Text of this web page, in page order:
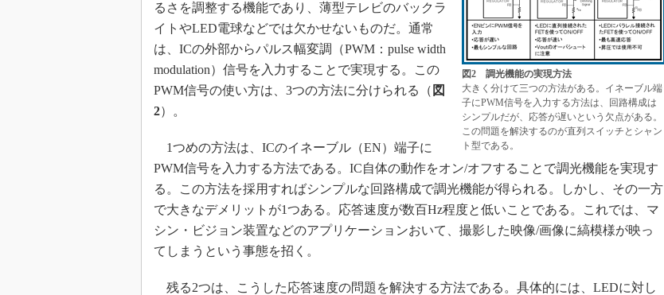
図2 調光機能の実現方法
大きく分けて三つの方法がある。イネーブル端
子にPWM信号を入力する方法は、回路構成は
シンプルだが、応答が遅いという欠点がある。
この問題を解決するのが直列スイッチとシャン
ト型である。
るさを調整する機能であり、薄型テレビのバックラ
イトやLED電球などでは欠かせないものだ。通常
は、ICの外部からパルス幅変調（PWM：pulse width
modulation）信号を入力することで実現する。この
PWM信号の使い方は、3つの方法に分けられる（ 図
2）。
1つめの方法は、ICのイネーブル（EN）端子に
PWM信号を入力する方法である。IC自体の動作をオン/オフすることで調光機能を実現す
る。この方法を採用すればシンプルな回路構成で調光機能が得られる。しかし、その一方
で大きなデメリットが1つある。応答速度が数百Hz程度と低いことである。これでは、マ
シン・ビジョン装置などのアプリケーションおいて、撮影した映像/画像に縞模様が映っ
てしまうという事態を招く。
残る2つは、こうした応答速度の問題を解決する方法である。具体的には、LEDに対し